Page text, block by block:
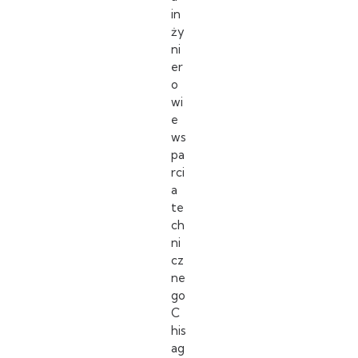
in
ży
ni
er
o
wi
e
ws
pa
rci
a
te
ch
ni
cz
ne
go
C
his
ag